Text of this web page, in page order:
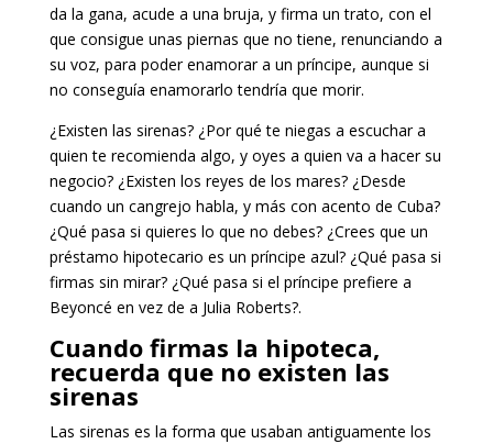
da la gana, acude a una bruja, y firma un trato, con el
que consigue unas piernas que no tiene, renunciando a
su voz, para poder enamorar a un príncipe, aunque si
no conseguía enamorarlo tendría que morir.
¿Existen las sirenas? ¿Por qué te niegas a escuchar a
quien te recomienda algo, y oyes a quien va a hacer su
negocio? ¿Existen los reyes de los mares? ¿Desde
cuando un cangrejo habla, y más con acento de Cuba?
¿Qué pasa si quieres lo que no debes? ¿Crees que un
préstamo hipotecario es un príncipe azul? ¿Qué pasa si
firmas sin mirar? ¿Qué pasa si el príncipe prefiere a
Beyoncé en vez de a Julia Roberts?.
Cuando firmas la hipoteca,
recuerda que no existen las
sirenas
Las sirenas es la forma que usaban antiguamente los